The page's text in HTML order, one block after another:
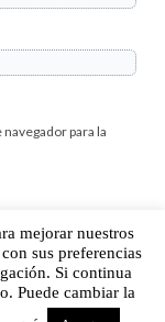
para la
|Contacto
mejorar nuestros
sus preferencias
Si continua
Puede cambiar la